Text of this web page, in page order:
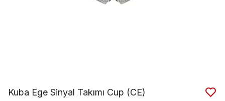
Kuba Ege Sinyal Takımı Cup (CE)